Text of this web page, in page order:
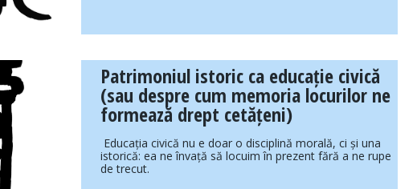
Patrimoniul istoric ca educație civică
(sau despre cum memoria locurilor ne
formează drept cetățeni)
Educația civică nu e doar o disciplină morală, ci și una
istorică: ea ne învață să locuim în prezent fără a ne rupe
de trecut.